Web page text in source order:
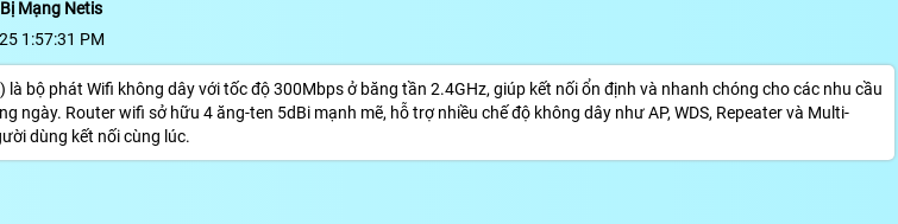
Mạng Netis
1:57:31 PM
là bộ phát Wifi không dây với tốc độ 300Mbps ở băng tần 2.4GHz, giúp kết nối ổn định và nhanh chóng cho các nhu cầu
ngày. Router wifi sở hữu 4 ăng-ten 5dBi mạnh mẽ, hỗ trợ nhiều chế độ không dây như AP, WDS, Repeater và Multi-
dùng kết nối cùng lúc.